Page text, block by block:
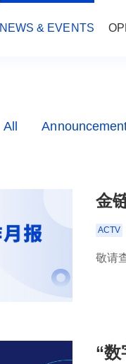
NEWS & EVENTS
All
金
ACTV
敬请
“